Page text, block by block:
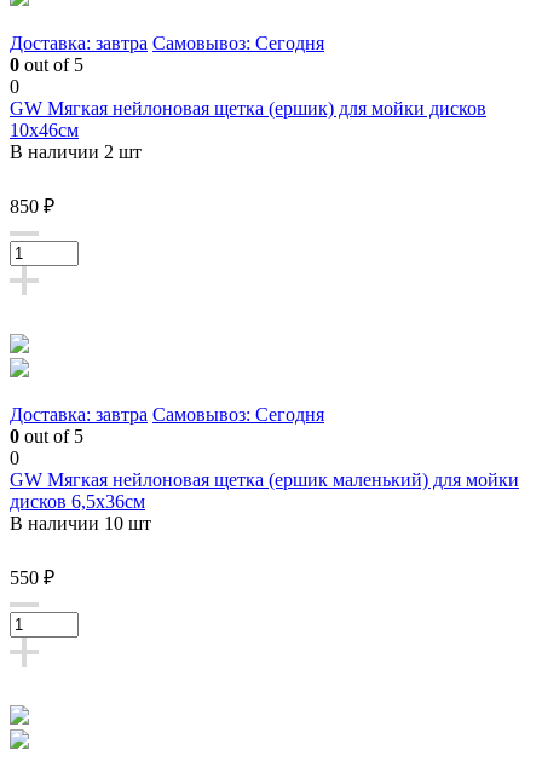
Доставка: завтра Самовывоз: Сегодня
0 out of 5
0
GW Мягкая нейлоновая щетка (ершик) для мойки дисков
10х46см
В наличии 2 шт
850 ₽
Доставка: завтра Самовывоз: Сегодня
0 out of 5
0
GW Мягкая нейлоновая щетка (ершик маленький) для мойки
дисков 6,5х36см
В наличии 10 шт
550 ₽